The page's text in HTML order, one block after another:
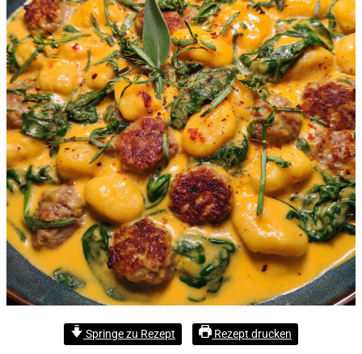
Springe zu Rezept Rezept drucken